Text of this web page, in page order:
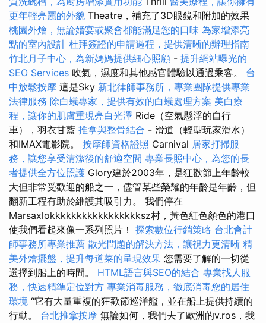
更年輕亮麗的外貌 Theatre，補充了3D眼鏡和附加的效果
桃園外燴，無論婚宴或聚會都能滿足您的口味 為家增添亮
點的室內設計 杜拜簽證的申請過程，提供清晰的辦理指南
竹北月子中心，為新媽媽提供細心照顧 - 提升網站曝光的
SEO Services 吹氣，濕度和其他感官體驗以通過乘客。 台
中放鬆按摩 這是Sky 新北律師事務所，專業團隊提供專業
法律服務 除白蟻專家，提供有效的白蟻處理方案 美白療
程，讓你的肌膚重現亮白光澤 Ride（空氣懸浮的自行
車），羽衣甘藍 推拿與整骨結合 - 滑道（輕型玩家滑水）
和IMAX電影院。 按摩師資格證照 Carnival 居家打掃服
務，讓您享受清潔後的舒適空間 專業長照中心，為您的長
者提供全方位照護 Glory建於2003年，是狂歡節上年齡較
大但非常受歡迎的船之一，儘管某些榮耀的年齡是年齡，但
翻新工程有助於維護其吸引力。 我們停在
Marsaxlokkkkkkkkkkkkkkkkksz村，黃色紅色顏色的港口
使我們看起來像一系列照片！ 探索數位行銷策略 台北會計
師事務所專業推薦 散光問題的解決方法，讓視力更清晰 精
美外燴擺盤，提升每道菜的呈現效果 您需要了解的一切從
選擇到船上的時間。 HTML語言與SEO的結合 專業找人服
務，快速精準定位對方 專業消毒服務，徹底消毒您的居住
環境 “它有大量重複的狂歡節巡洋艦，並在船上提供持續的
行動。 台北推拿按摩 無論如何，我們去了歐洲的v.ros，我